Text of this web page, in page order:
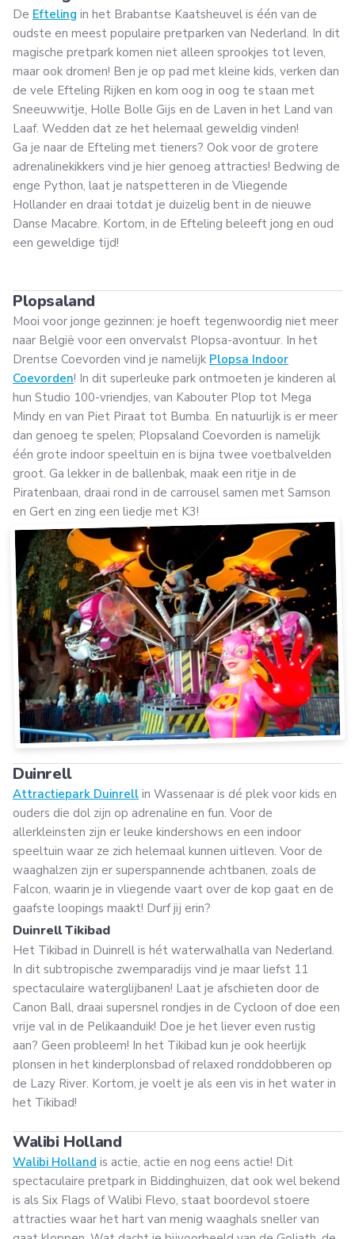
De Efteling in het Brabantse Kaatsheuvel is één van de
oudste en meest populaire pretparken van Nederland. In dit
magische pretpark komen niet alleen sprookjes tot leven,
maar ook dromen! Ben je op pad met kleine kids, verken dan
de vele Efteling Rijken en kom oog in oog te staan met
Sneeuwwitje, Holle Bolle Gijs en de Laven in het Land van
Laaf. Wedden dat ze het helemaal geweldig vinden!
Ga je naar de Efteling met tieners? Ook voor de grotere
adrenalinekikkers vind je hier genoeg attracties! Bedwing de
enge Python, laat je natspetteren in de Vliegende
Hollander en draai totdat je duizelig bent in de nieuwe
Danse Macabre. Kortom, in de Efteling beleeft jong en oud
een geweldige tijd!
Plopsaland
Mooi voor jonge gezinnen: je hoeft tegenwoordig niet meer
naar België voor een onvervalst Plopsa-avontuur. In het
Drentse Coevorden vind je namelijk Plopsa Indoor
Coevorden! In dit superleuke park ontmoeten je kinderen al
hun Studio 100-vriendjes, van Kabouter Plop tot Mega
Mindy en van Piet Piraat tot Bumba. En natuurlijk is er meer
dan genoeg te spelen; Plopsaland Coevorden is namelijk
één grote indoor speeltuin en is bijna twee voetbalvelden
groot. Ga lekker in de ballenbak, maak een ritje in de
Piratenbaan, draai rond in de carrousel samen met Samson
en Gert en zing een liedje met K3!
Duinrell
Attractiepark Duinrell in Wassenaar is dé plek voor kids en
ouders die dol zijn op adrenaline en fun. Voor de
allerkleinsten zijn er leuke kindershows en een indoor
speeltuin waar ze zich helemaal kunnen uitleven. Voor de
waaghalzen zijn er superspannende achtbanen, zoals de
Falcon, waarin je in vliegende vaart over de kop gaat en de
gaafste loopings maakt! Durf jij erin?
Duinrell Tikibad
Het Tikibad in Duinrell is hét waterwalhalla van Nederland.
In dit subtropische zwemparadijs vind je maar liefst 11
spectaculaire waterglijbanen! Laat je afschieten door de
Canon Ball, draai supersnel rondjes in de Cycloon of doe een
vrije val in de Pelikaanduik! Doe je het liever even rustig
aan? Geen probleem! In het Tikibad kun je ook heerlijk
plonsen in het kinderplonsbad of relaxed ronddobberen op
de Lazy River. Kortom, je voelt je als een vis in het water in
het Tikibad!
Walibi Holland
Walibi Holland is actie, actie en nog eens actie! Dit
spectaculaire pretpark in Biddinghuizen, dat ook wel bekend
is als Six Flags of Walibi Flevo, staat boordevol stoere
attracties waar het hart van menig waaghals sneller van